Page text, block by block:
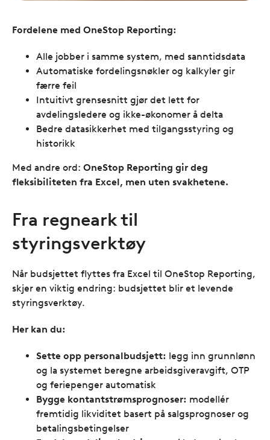
Fordelene med OneStop Reporting:
Alle jobber i samme system, med sanntidsdata
Automatiske fordelingsnøkler og kalkyler gir
færre feil
Intuitivt grensesnitt gjør det lett for
avdelingsledere og ikke-økonomer å delta
Bedre datasikkerhet med tilgangsstyring og
historikk
Med andre ord: OneStop Reporting gir deg
fleksibiliteten fra Excel, men uten svakhetene.
Fra regneark til
styringsverktøy
Når budsjettet flyttes fra Excel til OneStop Reporting,
skjer en viktig endring: budsjettet blir et levende
styringsverktøy.
Her kan du:
Sette opp personalbudsjett: legg inn grunnlønn
og la systemet beregne arbeidsgiveravgift, OTP
og feriepenger automatisk
Bygge kontantstrømsprognoser: modellér
fremtidig likviditet basert på salgsprognoser og
betalingsbetingelser